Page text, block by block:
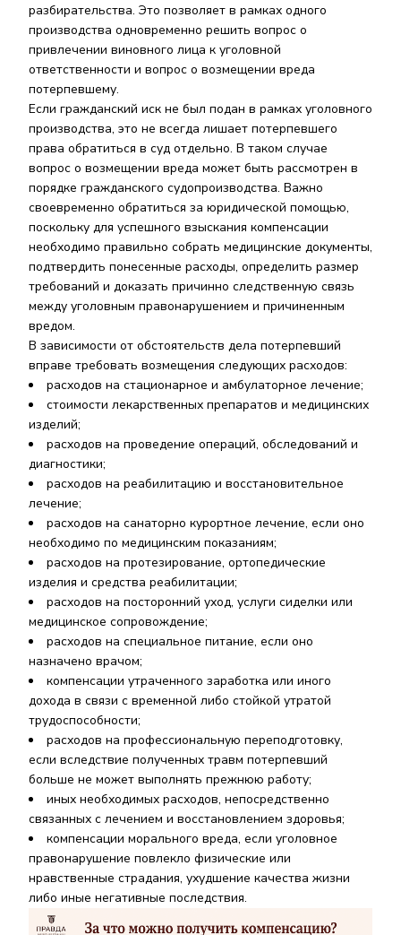
разбирательства. Это позволяет в рамках одного
производства одновременно решить вопрос о
привлечении виновного лица к уголовной
ответственности и вопрос о возмещении вреда
потерпевшему.
Если гражданский иск не был подан в рамках уголовного
производства, это не всегда лишает потерпевшего
права обратиться в суд отдельно. В таком случае
вопрос о возмещении вреда может быть рассмотрен в
порядке гражданского судопроизводства. Важно
своевременно обратиться за юридической помощью,
поскольку для успешного взыскания компенсации
необходимо правильно собрать медицинские документы,
подтвердить понесенные расходы, определить размер
требований и доказать причинно следственную связь
между уголовным правонарушением и причиненным
вредом.
В зависимости от обстоятельств дела потерпевший
вправе требовать возмещения следующих расходов:
расходов на стационарное и амбулаторное лечение;
стоимости лекарственных препаратов и медицинских
изделий;
расходов на проведение операций, обследований и
диагностики;
расходов на реабилитацию и восстановительное
лечение;
расходов на санаторно курортное лечение, если оно
необходимо по медицинским показаниям;
расходов на протезирование, ортопедические
изделия и средства реабилитации;
расходов на посторонний уход, услуги сиделки или
медицинское сопровождение;
расходов на специальное питание, если оно
назначено врачом;
компенсации утраченного заработка или иного
дохода в связи с временной либо стойкой утратой
трудоспособности;
расходов на профессиональную переподготовку,
если вследствие полученных травм потерпевший
больше не может выполнять прежнюю работу;
иных необходимых расходов, непосредственно
связанных с лечением и восстановлением здоровья;
компенсации морального вреда, если уголовное
правонарушение повлекло физические или
нравственные страдания, ухудшение качества жизни
либо иные негативные последствия.